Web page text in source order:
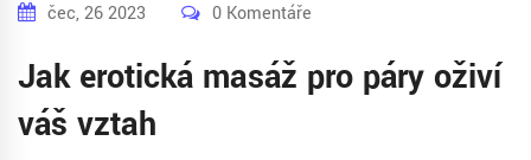
čec, 26 2023 0 Komentáře
Jak erotická masáž pro páry oživí
váš vztah